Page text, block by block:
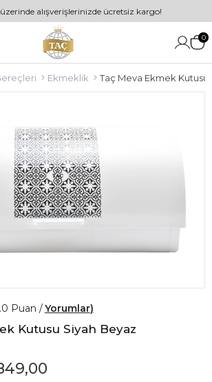
alışverişlerinizde ücretsiz kargo!
0
Ekmeklik Taç Meva Ekmek Kutusu
Yorumlar
Kutusu Siyah Beyaz